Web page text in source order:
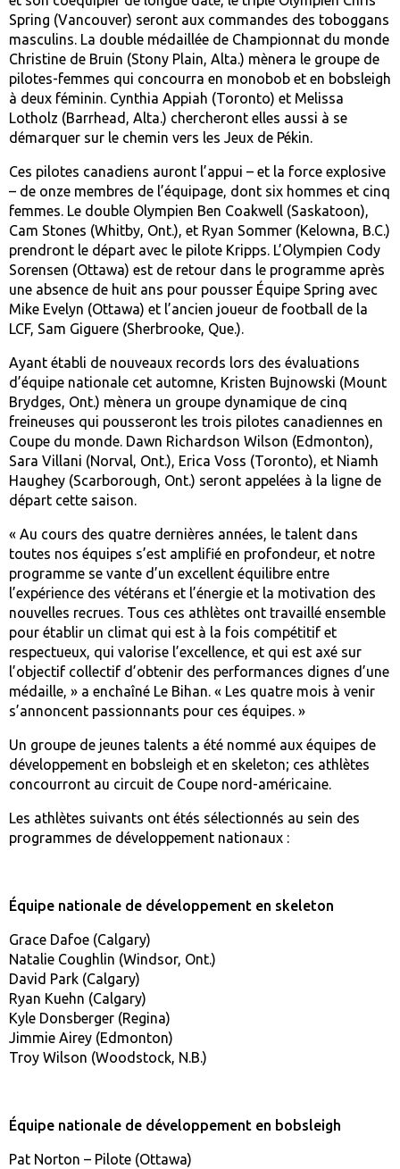
Spring (Vancouver) seront aux commandes des toboggans
masculins. La double médaillée de Championnat du monde
Christine de Bruin (Stony Plain, Alta.) mènera le groupe de
pilotes-femmes qui concourra en monobob et en bobsleigh
à deux féminin. Cynthia Appiah (Toronto) et Melissa
Lotholz (Barrhead, Alta.) chercheront elles aussi à se
démarquer sur le chemin vers les Jeux de Pékin.
Ces pilotes canadiens auront l’appui – et la force explosive
– de onze membres de l’équipage, dont six hommes et cinq
femmes. Le double Olympien Ben Coakwell (Saskatoon),
Cam Stones (Whitby, Ont.), et Ryan Sommer (Kelowna, B.C.)
prendront le départ avec le pilote Kripps. L’Olympien Cody
Sorensen (Ottawa) est de retour dans le programme après
une absence de huit ans pour pousser Équipe Spring avec
Mike Evelyn (Ottawa) et l’ancien joueur de football de la
LCF, Sam Giguere (Sherbrooke, Que.).
Ayant établi de nouveaux records lors des évaluations
d’équipe nationale cet automne, Kristen Bujnowski (Mount
Brydges, Ont.) mènera un groupe dynamique de cinq
freineuses qui pousseront les trois pilotes canadiennes en
Coupe du monde. Dawn Richardson Wilson (Edmonton),
Sara Villani (Norval, Ont.), Erica Voss (Toronto), et Niamh
Haughey (Scarborough, Ont.) seront appelées à la ligne de
départ cette saison.
« Au cours des quatre dernières années, le talent dans
toutes nos équipes s’est amplifié en profondeur, et notre
programme se vante d’un excellent équilibre entre
l’expérience des vétérans et l’énergie et la motivation des
nouvelles recrues. Tous ces athlètes ont travaillé ensemble
pour établir un climat qui est à la fois compétitif et
respectueux, qui valorise l’excellence, et qui est axé sur
l’objectif collectif d’obtenir des performances dignes d’une
médaille, » a enchaîné Le Bihan. « Les quatre mois à venir
s’annoncent passionnants pour ces équipes. »
Un groupe de jeunes talents a été nommé aux équipes de
développement en bobsleigh et en skeleton; ces athlètes
concourront au circuit de Coupe nord-américaine.
Les athlètes suivants ont étés sélectionnés au sein des
programmes de développement nationaux :
Équipe nationale de développement en skeleton
Grace Dafoe (Calgary)
Natalie Coughlin (Windsor, Ont.)
David Park (Calgary)
Ryan Kuehn (Calgary)
Kyle Donsberger (Regina)
Jimmie Airey (Edmonton)
Troy Wilson (Woodstock, N.B.)
Équipe nationale de développement en bobsleigh
Pat Norton – Pilote (Ottawa)